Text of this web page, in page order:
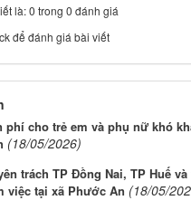
là: 0 trong 0 đánh giá
để đánh giá bài viết
phí cho trẻ em và phụ nữ khó
(18/05/2026)
trách TP Đồng Nai, TP Huế
việc tại xã Phước An (18/05/